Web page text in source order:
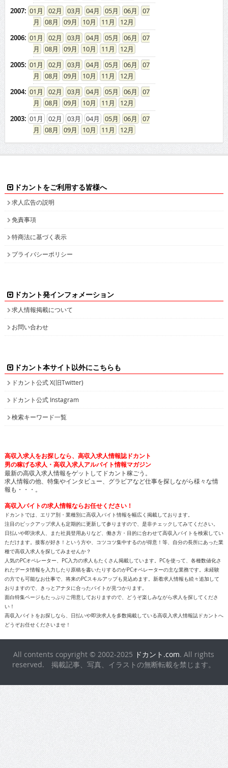
2007: 01 02 03 04 05 06
07
08
09 10 11
12
2006: 01 02 03 04 05 06
07
08
09 10 11
12
2005: 01 02 03 04 05 06
07
08
09 10 11
12
2004: 01 02 03 04 05 06
07
08
09 10 11
12
2003: 01 02 03 04 05 06
07
08
09 10 11 12
ドカントをご利用する皆様へ
求人広告の説明
免責事項
特商法に基づく表示
プライバシーポリシー
ドカント発インフォメーション
求人情報掲載について
お問い合わせ
ドカント本サイト以外にこちらも
ドカント公式 X(旧Twitter)
ドカント公式 Instagram
検索キーワード一覧
高収入求人をお探しなら、高収入求人情報誌ドカント
男の稼げる求人・高収入求人アルバイト情報マガジン
最新の高収入求人情報をゲットしてドカント稼ごう。
求人情報の他、特集やインタビュー、グラビアなど仕事を探しながら様々な情
報も・・・。
高収入バイトの求人情報ならお任せください！
ドカントでは、エリア別・業種別に高収入バイト情報を幅広く掲載しております。
注目のピックアップ求人も定期的に更新して参りますので、是非チェックしてみてください。
日払いや即決求人、また社員登用ありなど、働き方・目的に合わせて高収入バイトを検索してい
ただけます。接客が好き！という方や、コツコツ集中するのが得意！等、自分の長所にあった業
種で高収入求人を探してみませんか？
人気のPCオペレーター、PC入力の求人もたくさん掲載しています。PCを使って、各種数値化さ
れたデータ情報を入力したり原稿を書いたりするのがPCオペレーターの主な業務です。未経験
の方でも可能なお仕事で、将来のPCスキルアップも見込めます。新着求人情報も続々追加して
おりますので、きっとアナタに合ったバイトが見つかります。
面白特集ページもたっぷりご用意しておりますので、どうぞ楽しみながら求人を探してくださ
い！
高収入バイトをお探しなら、日払いや即決求人を多数掲載している高収入求人情報誌ドカントへ
どうぞお任せくださいませ！
All contents copyright © 2002-2025 ドカント.com. All rights
reserved. 掲載記事、写真、イラストの無断転載を禁じます。